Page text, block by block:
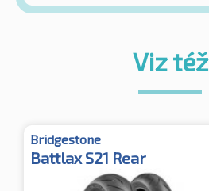
Viz též
Bridgestone
Battlax S21 Rear